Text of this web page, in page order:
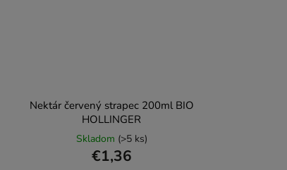
Nektár červený strapec 200ml BIO
HOLLINGER
Skladom (>5 ks)
€1,36